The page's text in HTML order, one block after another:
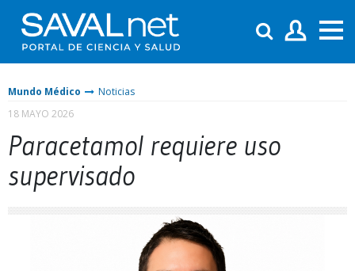
Mundo Médico
Noticias
18 MAYO 2026
Paracetamol requiere uso
supervisado